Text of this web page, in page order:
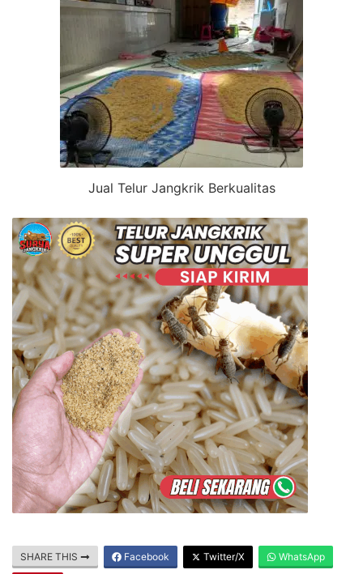
Jual Telur Jangkrik Berkualitas
SHARE THIS Facebook Twitter/X WhatsApp